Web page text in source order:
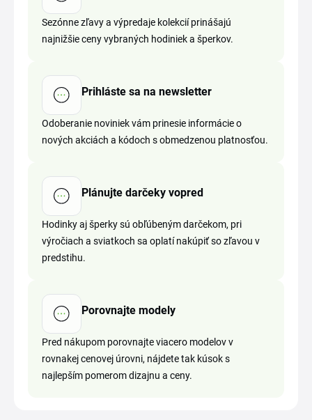
Sezónne zľavy a výpredaje kolekcií prinášajú
najnižšie ceny vybraných hodiniek a šperkov.
Prihláste sa na newsletter
Odoberanie noviniek vám prinesie informácie o
nových akciách a kódoch s obmedzenou platnosťou.
Plánujte darčeky vopred
Hodinky aj šperky sú obľúbeným darčekom, pri
výročiach a sviatkoch sa oplatí nakúpiť so zľavou v
predstihu.
Porovnajte modely
Pred nákupom porovnajte viacero modelov v
rovnakej cenovej úrovni, nájdete tak kúsok s
najlepším pomerom dizajnu a ceny.